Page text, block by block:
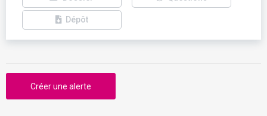
Dépôt
Créer une alerte